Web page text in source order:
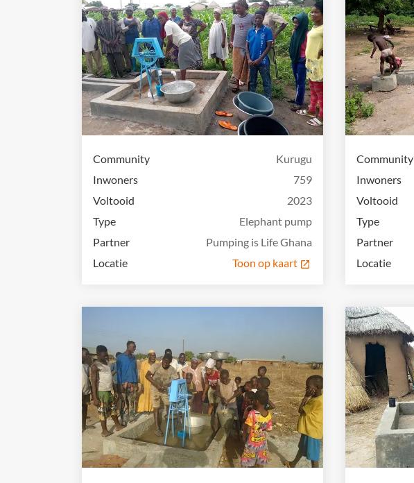
Community
Kurugu
Inwoners
759
Voltooid
2023
Type
Elephant pump
Partner
Pumping is Life Ghana
Locatie
Toon op kaart
Community
Inwoners
Voltooid
Type
Partner
Locatie